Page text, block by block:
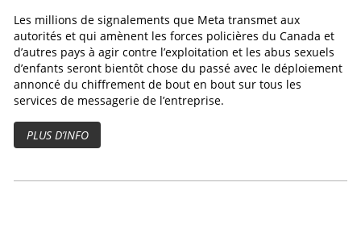
Les millions de signalements que Meta transmet aux
autorités et qui amènent les forces policières du Canada et
d’autres pays à agir contre l’exploitation et les abus sexuels
d’enfants seront bientôt chose du passé avec le déploiement
annoncé du chiffrement de bout en bout sur tous les
services de messagerie de l’entreprise.
PLUS D’INFO